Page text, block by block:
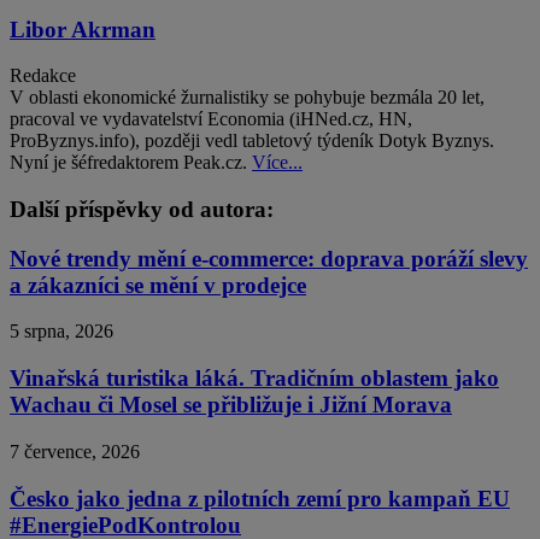
Libor Akrman
Redakce
V oblasti ekonomické žurnalistiky se pohybuje bezmála 20 let,
pracoval ve vydavatelství Economia (iHNed.cz, HN,
ProByznys.info), později vedl tabletový týdeník Dotyk Byznys.
Nyní je šéfredaktorem Peak.cz. Více...
Další příspěvky od autora:
Nové trendy mění e-commerce: doprava poráží slevy
a zákazníci se mění v prodejce
5 srpna, 2026
Vinařská turistika láká. Tradičním oblastem jako
Wachau či Mosel se přibližuje i Jižní Morava
7 července, 2026
Česko jako jedna z pilotních zemí pro kampaň EU
#EnergiePodKontrolou